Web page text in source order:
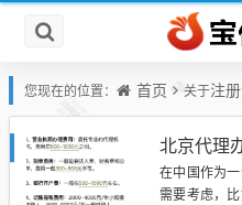
您现在的位置： 首页 关于注
北京代理
在中国作为
需要考虑，